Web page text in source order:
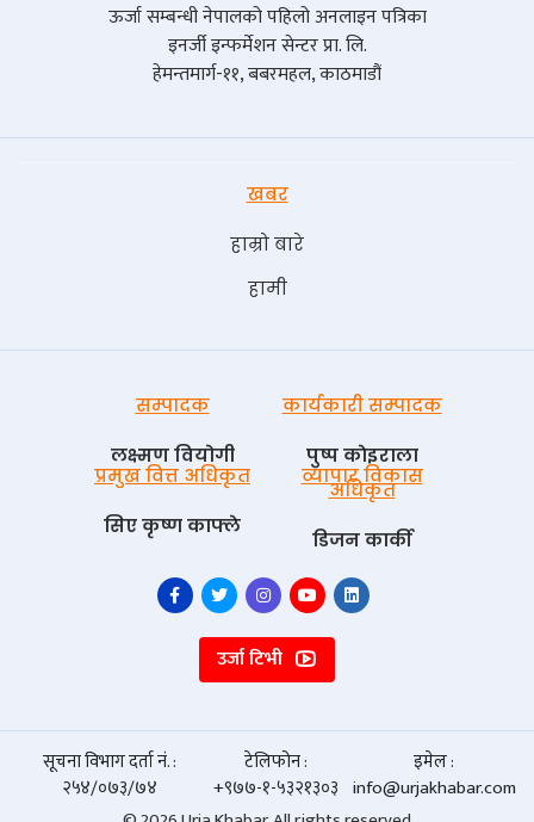
ऊर्जा सम्बन्धी नेपालको पहिलो अनलाइन पत्रिका
इनर्जी इन्फर्मेशन सेन्टर प्रा. लि.
हेमन्तमार्ग-११, बबरमहल, काठमाडौं
खबर
हाम्रो बारे
हामी
सम्पादक
लक्ष्मण वियोगी
कार्यकारी सम्पादक
पुष्प काेइराला
प्रमुख वित्त अधिकृत
सिए कृष्ण काफ्ले
व्यापार विकास
अधिकृत
डिजन कार्की
उर्जा टिभी
सूचना विभाग दर्ता नं. :
२५४/०७३/७४
टेलिफोन :
+९७७-१-५३२१३०३
इमेल :
info@urjakhabar.com